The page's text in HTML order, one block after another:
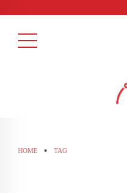
HOME TAG